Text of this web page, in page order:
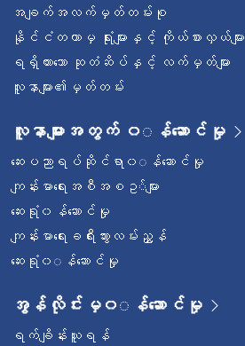
အချက်အလက်မှတ်တမ်းစု
နိုင်ငံတကာမှ ရုံးများနှင့် ကိုယ်စားလှယ်များ
ရရှိထားသော ဆုတံဆိပ်နှင့် လက်မှတ်များ
လူနာများ၏မှတ်တမ်း
လူနာများအတွက် ၀◌န်ဆောင်မှု
ဆေးပညာရပ်ဆိုင်ရာ၀◌န်ဆောင်မှု
ကျန်းမာရေးအစီအစဥ◌်များ
ဆေးရုံ၀န်ဆောင်မှု
ကျန်းမာရေးခရီးသွားလမ်းညွှန်
ဆေးရုံ၀◌န်ဆောင်မှု
အွန်လိုင်းမှ၀◌န်ဆောင်မှု
ရက်ချိန်းယူရန်